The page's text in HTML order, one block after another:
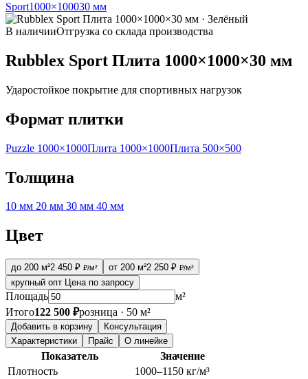
Sport1000×100030 мм
В наличииОтгрузка со склада производства
Rubblex Sport Плита 1000×1000×30 мм
Ударостойкое покрытие для спортивных нагрузок
Формат плитки
Puzzle 1000×1000Плита 1000×1000Плита 500×500
Толщина
10 мм 20 мм 30 мм 40 мм
Цвет
до 200 м²2 450 ₽ ₽/м² от 200 м²2 250 ₽ ₽/м²
крупный опт Цена по запросу
Площадь
м²
Итого122 500 ₽розница · 50 м²
Добавить в корзину
Консультация
Характеристики
Прайс О линейке
Показатель
Значение
Плотность
1000–1150 кг/м³